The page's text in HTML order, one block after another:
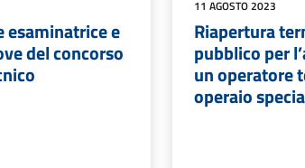
esaminatrice e
del concorso
11 AGOSTO 2023
Riapertura
pubblico per
un operatore
operaio